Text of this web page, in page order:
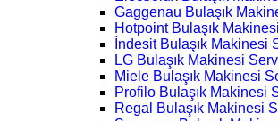
Gaggenau Bulaşık
Hotpoint Bulaşık
İndesit Bulaşık Makinesi
LG Bulaşık Makinesi
Miele Bulaşık Makinesi
Profilo Bulaşık Makinesi
Regal Bulaşık Makinesi